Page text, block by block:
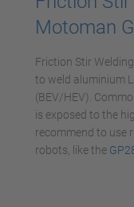
Motoman
Friction Stir
to weld aluminium
(BEV/HEV).
is exposed to the
recommend to use
robots, like the